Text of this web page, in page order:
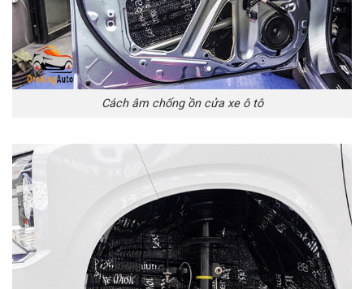
Cách âm chống ồn cửa xe ô tô